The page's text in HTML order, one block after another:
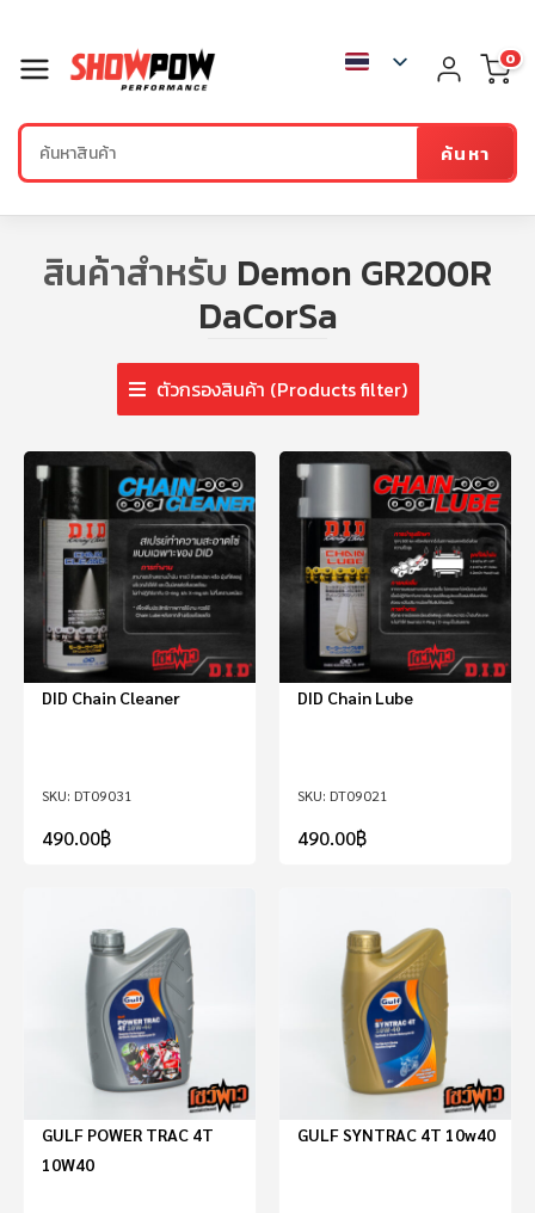
ค้นหา
0
สินค้าสำหรับ Demon GR200R
DaCorSa
ตัวกรองสินค้า (Products filter)
DT09031
DID Chain Cleaner
490.00฿
DT09021
DID Chain Lube
490.00฿
GULF POWER TRAC 4T
10W40
GULF SYNTRAC 4T 10w40